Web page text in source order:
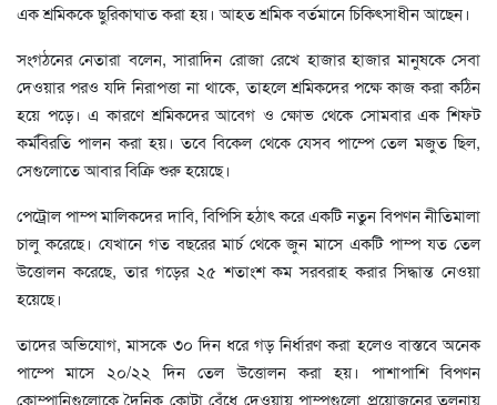
এক শ্রমিককে ছুরিকাঘাত করা হয়। আহত শ্রমিক বর্তমানে চিকিৎসাধীন আছেন।
সংগঠনের নেতারা বলেন, সারাদিন রোজা রেখে হাজার হাজার মানুষকে সেবা
দেওয়ার পরও যদি নিরাপত্তা না থাকে, তাহলে শ্রমিকদের পক্ষে কাজ করা কঠিন
হয়ে পড়ে। এ কারণে শ্রমিকদের আবেগ ও ক্ষোভ থেকে সোমবার এক শিফট
কর্মবিরতি পালন করা হয়। তবে বিকেল থেকে যেসব পাম্পে তেল মজুত ছিল,
সেগুলোতে আবার বিক্রি শুরু হয়েছে।
পেট্রোল পাম্প মালিকদের দাবি, বিপিসি হঠাৎ করে একটি নতুন বিপণন নীতিমালা
চালু করেছে। যেখানে গত বছরের মার্চ থেকে জুন মাসে একটি পাম্প যত তেল
উত্তোলন করেছে, তার গড়ের ২৫ শতাংশ কম সরবরাহ করার সিদ্ধান্ত নেওয়া
হয়েছে।
তাদের অভিযোগ, মাসকে ৩০ দিন ধরে গড় নির্ধারণ করা হলেও বাস্তবে অনেক
পাম্পে মাসে ২০/২২ দিন তেল উত্তোলন করা হয়। পাশাপাশি বিপণন
কোম্পানিগুলোকে দৈনিক কোটা বেঁধে দেওয়ায় পাম্পগুলো প্রয়োজনের তুলনায়